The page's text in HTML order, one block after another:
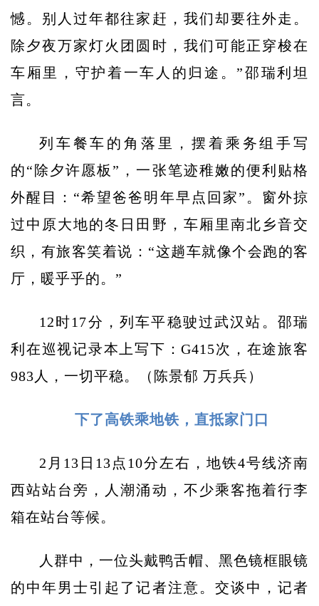
憾。别人过年都往家赶，我们却要往外走。
除夕夜万家灯火团圆时，我们可能正穿梭在
车厢里，守护着一车人的归途。”邵瑞利坦
言。
列车餐车的角落里，摆着乘务组手写
的“除夕许愿板”，一张笔迹稚嫩的便利贴格
外醒目：“希望爸爸明年早点回家”。窗外掠
过中原大地的冬日田野，车厢里南北乡音交
织，有旅客笑着说：“这趟车就像个会跑的客
厅，暖乎乎的。”
12时17分，列车平稳驶过武汉站。邵瑞
利在巡视记录本上写下：G415次，在途旅客
983人，一切平稳。（陈景郁 万兵兵）
下了高铁乘地铁，直抵家门口
2月13日13点10分左右，地铁4号线济南
西站站台旁，人潮涌动，不少乘客拖着行李
箱在站台等候。
人群中，一位头戴鸭舌帽、黑色镜框眼镜
的中年男士引起了记者注意。交谈中，记者